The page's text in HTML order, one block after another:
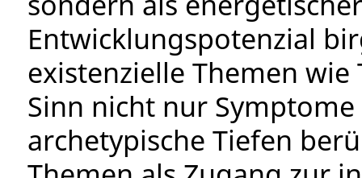
Entwicklungspotenzial
existenzielle Themen
Sinn nicht nur
archetypische Tiefen